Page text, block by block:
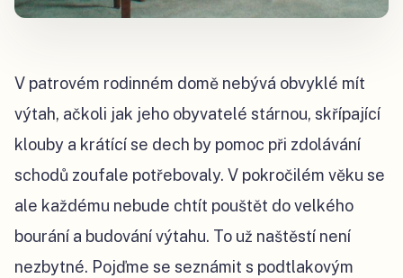
V patrovém rodinném domě nebývá obvyklé mít
výtah, ačkoli jak jeho obyvatelé stárnou, skřípající
klouby a krátící se dech by pomoc při zdolávání
schodů zoufale potřebovaly. V pokročilém věku se
ale každému nebude chtít pouštět do velkého
bourání a budování výtahu. To už naštěstí není
nezbytné. Pojďme se seznámit s podtlakovým